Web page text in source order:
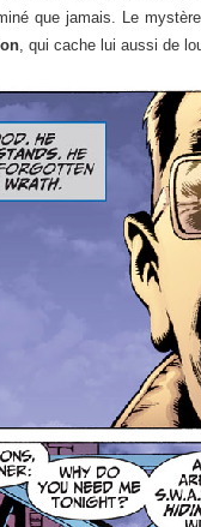
que jamais. Le
, qui cache lui aussi de